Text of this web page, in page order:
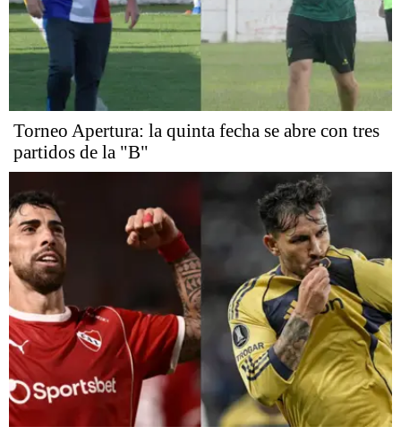
Torneo Apertura: la quinta fecha se abre con tres
partidos de la "B"